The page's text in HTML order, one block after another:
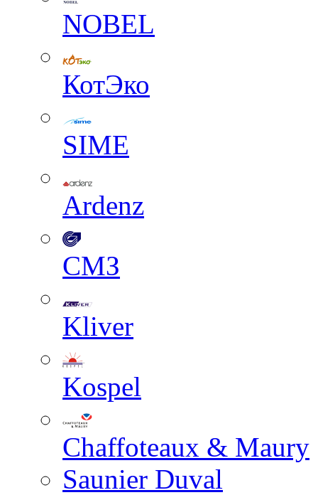
NOBEL
КотЭко
SIME
Ardenz
СМЗ
Kliver
Kospel
Chaffoteaux & Maury
Saunier Duval